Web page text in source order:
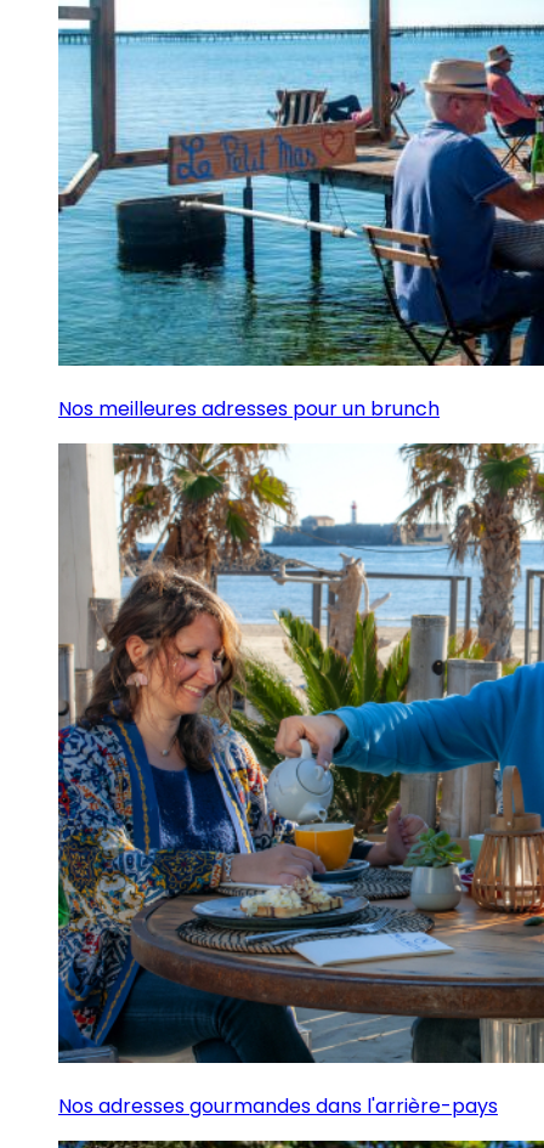
Nos meilleures adresses pour un brunch
Nos adresses gourmandes dans l'arrière-pays